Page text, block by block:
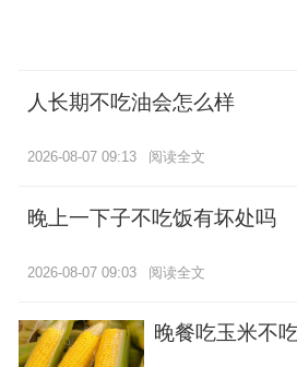
人长期不吃油会怎么样
2026-08-07 09:13 阅读全文
晚上一下子不吃饭有坏处吗
2026-08-07 09:03 阅读全文
晚餐吃玉米不